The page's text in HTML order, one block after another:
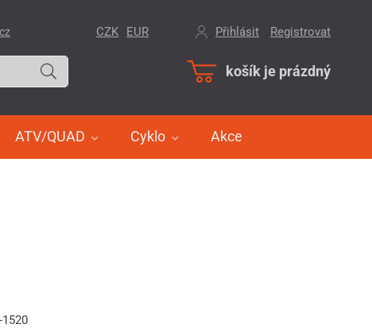
košík je prázdný
ATV/QUAD Cyklo Akce
CZK EUR Přihlásit Registrovat